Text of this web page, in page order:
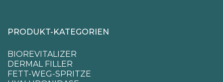
PRODUKT-KATEGORIEN
BIOREVITALIZER
DERMAL FILLER
FETT-WEG-SPRITZE